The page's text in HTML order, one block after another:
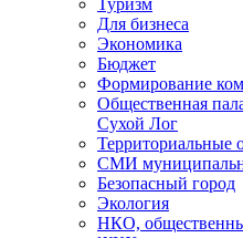
Туризм
Для бизнеса
Экономика
Бюджет
Формирование
Общественная
Сухой Лог
Территориальные
СМИ
Безопасный город
Экология
НКО,